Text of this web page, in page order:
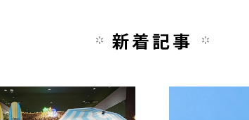
新着記事